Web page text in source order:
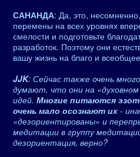
САНАНДА: Да, это,
перемены на всех уровнях
смелости и подготовьте
разработок. Поэтому они
вашу жизнь на благо и
JJK: Сейчас также очень
думают, что они на
идей. Многие питаются
очень мало осознают их -
«дезориентированы» и
медитации в группу
дезориентация, верно?